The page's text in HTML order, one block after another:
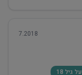
7.2018
גיל 18